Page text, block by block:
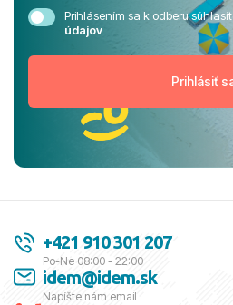
Prihlásením sa k odberu
údajov
+421 910 301 207
Po-Ne 08:00 - 22:00
idem@idem.sk
Napíšte nám email